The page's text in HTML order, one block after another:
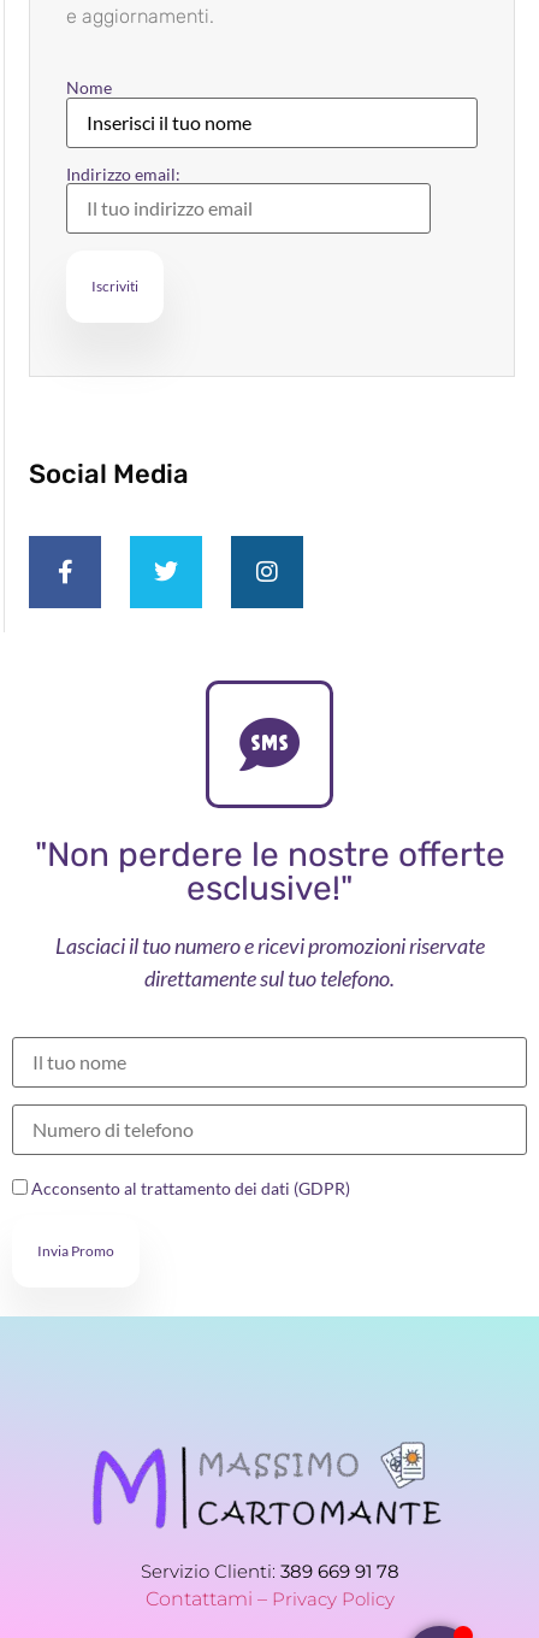
e aggiornamenti.
Nome
Indirizzo email:
Social Media
"Non perdere le nostre offerte
esclusive!"
Lasciaci il tuo numero e ricevi promozioni riservate
direttamente sul tuo telefono.
Acconsento al trattamento dei dati (GDPR)
Invia Promo
Servizio Clienti: 389 669 91 78
Contattami – Privacy Policy